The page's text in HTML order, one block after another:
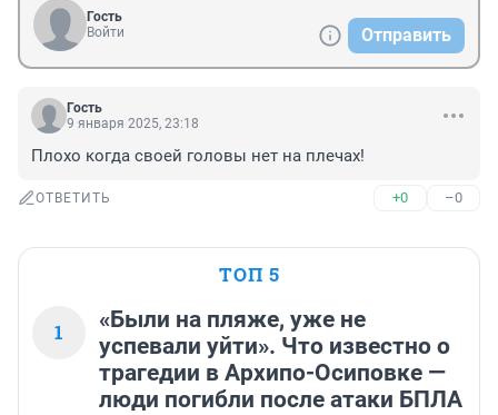
Гость
Войти
Отправить
Гость
9 января 2025, 23:18
Плохо когда своей головы нет на плечах!
ОТВЕТИТЬ +0 –0
ТОП 5
1
«Были на пляже, уже не
успевали уйти». Что известно о
трагедии в Архипо-Осиповке —
люди погибли после атаки БПЛА